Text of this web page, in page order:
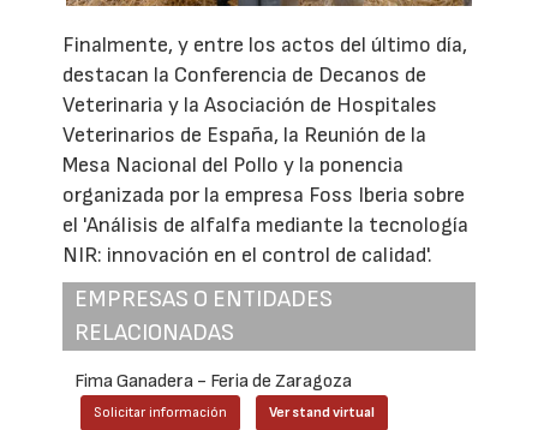
Finalmente, y entre los actos del último día,
destacan la Conferencia de Decanos de
Veterinaria y la Asociación de Hospitales
Veterinarios de España, la Reunión de la
Mesa Nacional del Pollo y la ponencia
organizada por la empresa Foss Iberia sobre
el 'Análisis de alfalfa mediante la tecnología
NIR: innovación en el control de calidad'.
EMPRESAS O ENTIDADES
RELACIONADAS
Fima Ganadera - Feria de Zaragoza
Solicitar información Ver stand virtual